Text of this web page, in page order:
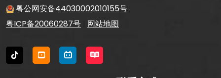
粤公网安备44030002010155号
粤ICP备20060287号
网站地图